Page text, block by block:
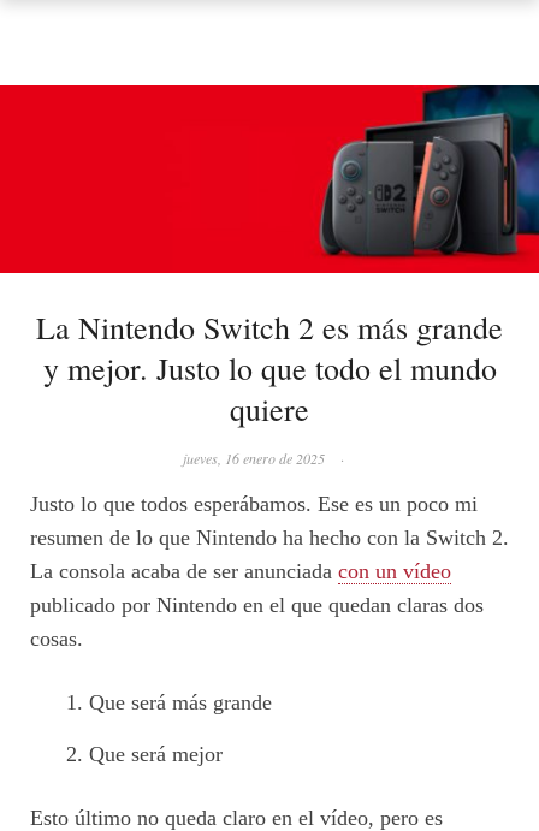
La Nintendo Switch 2 es más grande
y mejor. Justo lo que todo el mundo
quiere
jueves, 16 enero de 2025 ·
Justo lo que todos esperábamos. Ese es un poco mi
resumen de lo que Nintendo ha hecho con la Switch 2.
La consola acaba de ser anunciada con un vídeo
publicado por Nintendo en el que quedan claras dos
cosas.
Que será más grande
Que será mejor
Esto último no queda claro en el vídeo, pero es